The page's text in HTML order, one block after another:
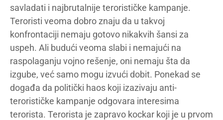
savladati i najbrutalnije terorističke kampanje.
Teroristi veoma dobro znaju da u takvoj
konfrontaciji nemaju gotovo nikakvih šansi za
uspeh. Ali budući veoma slabi i nemajući na
raspolaganju vojno rešenje, oni nemaju šta da
izgube, već samo mogu izvući dobit. Ponekad se
događa da politički haos koji izazivaju anti-
terorističke kampanje odgovara interesima
terorista. Terorista je zapravo kockar koji je u prvom